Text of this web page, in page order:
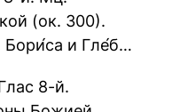
(ок. 300).
Бори́са и Гле́ба,
8-й.